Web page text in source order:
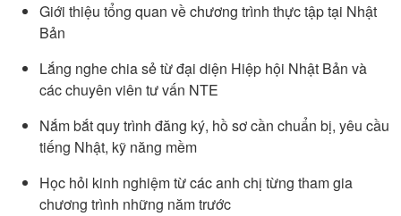
Giới thiệu tổng quan về chương trình thực tập tại Nhật
Bản
Lắng nghe chia sẻ từ đại diện Hiệp hội Nhật Bản và
các chuyên viên tư vấn NTE
Nắm bắt quy trình đăng ký, hồ sơ cần chuẩn bị, yêu cầu
tiếng Nhật, kỹ năng mềm
Học hỏi kinh nghiệm từ các anh chị từng tham gia
chương trình những năm trước